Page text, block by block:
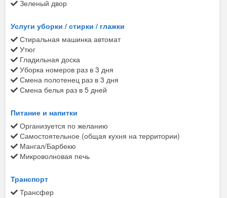
Зеленый двор
Услуги уборки / стирки / глажки
Стиральная машинка автомат
Утюг
Гладильная доска
Уборка номеров раз в 3 дня
Смена полотенец раз в 3 дня
Смена белья раз в 5 дней
Питание и напитки
Организуется по желанию
Самостоятельное (общая кухня на территории)
Мангал/Барбекю
Микроволновая печь
Транспорт
Трансфер